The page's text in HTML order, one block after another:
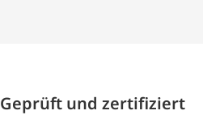
Geprüft und zertifiziert